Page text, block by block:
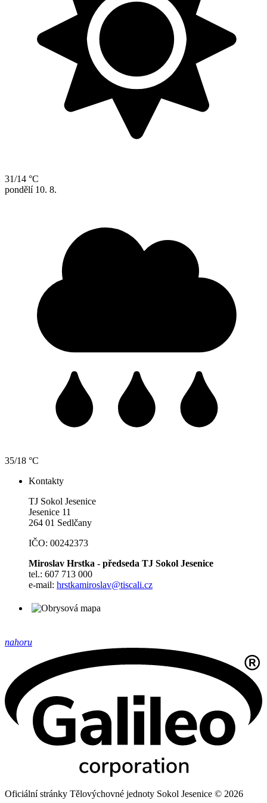
31/14 °C
pondělí 10. 8.
35/18 °C
Kontakty
TJ Sokol Jesenice
Jesenice 11
264 01 Sedlčany
IČO: 00242373
Miroslav Hrstka - předseda TJ Sokol Jesenice
tel.: 607 713 000
e-mail: hrstkamiroslav@tiscali.cz
nahoru
Oficiální stránky Tělovýchovné jednoty Sokol Jesenice © 2026